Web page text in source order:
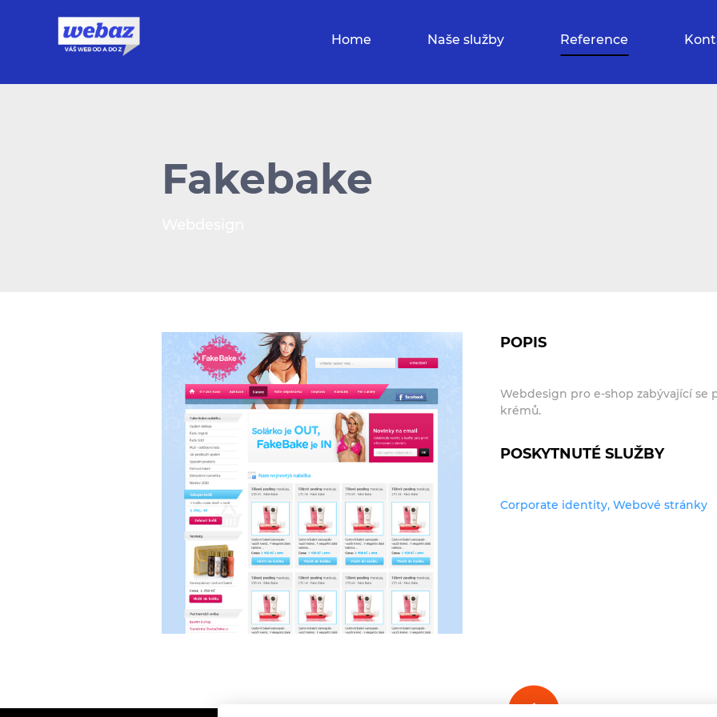
Home Naše služby Reference
Fakebake
POPIS
Webdesign pro e-shop zabývající se
krémů.
POSKYTNUTÉ SLUŽBY
Corporate identity, Webové stránky